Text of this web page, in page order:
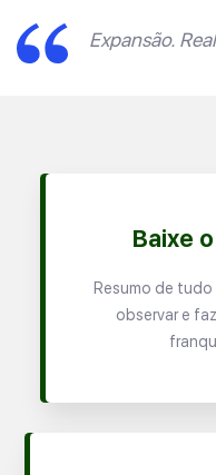
Expansão.
Baixe
Resumo de
observar e